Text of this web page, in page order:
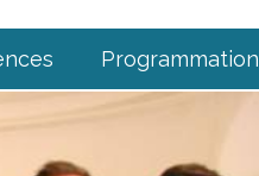
Programmation